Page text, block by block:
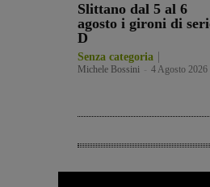
Slittano dal 5 al 6
agosto i gironi di
D
Senza categoria
Michele Bossini 4 Agosto 2026